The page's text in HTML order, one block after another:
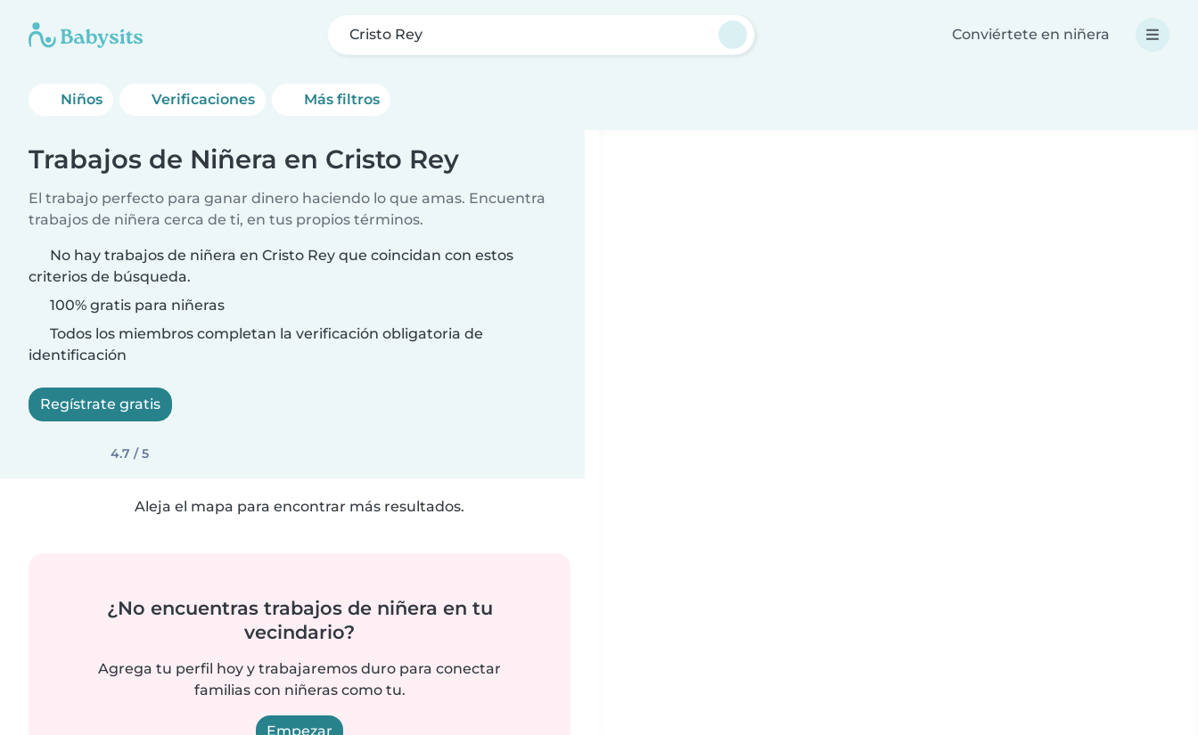
Cristo Rey Conviértete en niñera
Niños Verificaciones Más filtros
Trabajos de Niñera en Cristo Rey
El trabajo perfecto para ganar dinero haciendo lo que amas. Encuentra
trabajos de niñera cerca de ti, en tus propios términos.
No hay trabajos de niñera en Cristo Rey que coincidan con estos
criterios de búsqueda.
100% gratis para niñeras
Todos los miembros completan la verificación obligatoria de
identificación
Regístrate gratis
4.7 / 5
Aleja el mapa para encontrar más resultados.
¿No encuentras trabajos de niñera en tu
vecindario?
Agrega tu perfil hoy y trabajaremos duro para conectar
familias con niñeras como tu.
Empezar